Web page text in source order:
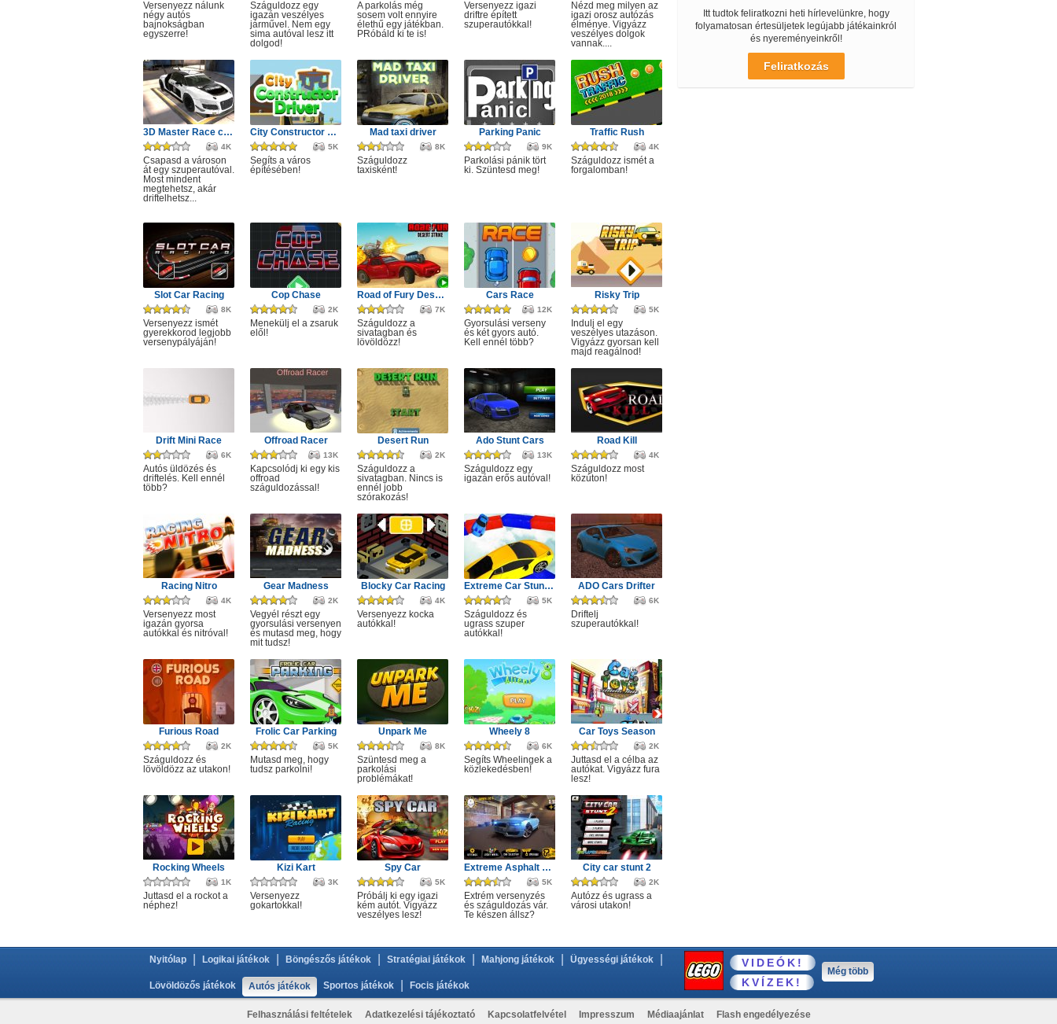
Versenyezz nálunk
négy autós
bajnokságban
egyszerre!
Száguldozz egy
igazán veszélyes
járművel. Nem egy
sima autóval lesz itt
dolgod!
A parkolás még
sosem volt ennyire
élethű egy játékban.
PRóbáld ki te is!
Versenyezz igazi
driftre épített
szuperautókkal!
Nézd meg milyen az
igazi orosz autózás
élménye. Vigyázz
veszélyes dolgok
vannak....
3D Master Race city drift
4K
Csapasd a városon
át egy szuperautóval.
Most mindent
megtehetsz, akár
driftelhetsz...
City Constructor Driver 3D
5K
Segíts a város
építésében!
Mad taxi driver
8K
Száguldozz
taxisként!
Parking Panic
9K
Parkolási pánik tört
ki. Szüntesd meg!
Traffic Rush
4K
Száguldozz ismét a
forgalomban!
Slot Car Racing
8K
Versenyezz ismét
gyerekkorod legjobb
versenypályáján!
Cop Chase
2K
Menekülj el a zsaruk
elől!
Road of Fury Desert Strike
7K
Száguldozz a
sivatagban és
lövöldözz!
Cars Race
12K
Gyorsulási verseny
és két gyors autó.
Kell ennél több?
Risky Trip
5K
Indulj el egy
veszélyes utazáson.
Vigyázz gyorsan kell
majd reagálnod!
Drift Mini Race
6K
Autós üldözés és
driftelés. Kell ennél
több?
Offroad Racer
13K
Kapcsolódj ki egy kis
offroad
száguldozással!
Desert Run
2K
Száguldozz a
sivatagban. Nincs is
ennél jobb
szórakozás!
Ado Stunt Cars
13K
Száguldozz egy
igazán erős autóval!
Road Kill
4K
Száguldozz most
közúton!
Racing Nitro
4K
Versenyezz most
igazán gyorsa
autókkal és nitróval!
Gear Madness
2K
Vegyél részt egy
gyorsulási versenyen
és mutasd meg, hogy
mit tudsz!
Blocky Car Racing
4K
Versenyezz kocka
autókkal!
Extreme Car Stunts 3D
5K
Száguldozz és
ugrass szuper
autókkal!
ADO Cars Drifter
6K
Driftelj
szuperautókkal!
Furious Road
2K
Száguldozz és
lövöldözz az utakon!
Frolic Car Parking
5K
Mutasd meg, hogy
tudsz parkolni!
Unpark Me
8K
Szüntesd meg a
parkolási
problémákat!
Wheely 8
6K
Segíts Wheelingek a
közlekedésben!
Car Toys Season
2K
Juttasd el a célba az
autókat. Vigyázz fura
lesz!
Rocking Wheels
1K
Juttasd el a rockot a
néphez!
Kizi Kart
3K
Versenyezz
gokartokkal!
Spy Car
5K
Próbálj ki egy igazi
kém autót. Vigyázz
veszélyes lesz!
Extreme Asphalt Car Racing
5K
Extrém versenyzés
és száguldozás vár.
Te készen állsz?
City car stunt 2
2K
Autózz és ugrass a
városi utakon!
Itt tudtok feliratkozni heti hírlevelünkre, hogy
folyamatosan értesüljetek legújabb játékainkról
és nyereményeinkről!
Feliratkozás
Nyitólap Logikai játékok Böngészős játékok Stratégiai játékok Mahjong játékok Ügyességi játékok
Lövöldözős játékok Autós játékok Sportos játékok Focis játékok
VIDEÓK!
KVÍZEK!
Még több
Felhasználási feltételek Adatkezelési tájékoztató Kapcsolatfelvétel Impresszum Médiaajánlat Flash engedélyezése